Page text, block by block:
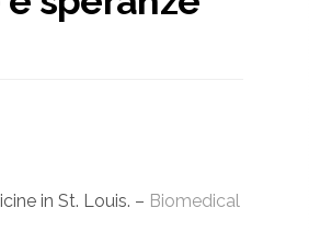
in St. Louis. – Biomedical